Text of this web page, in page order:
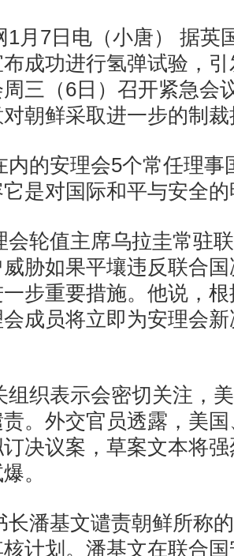
1月7日电（小唐） 据英
成功进行氢弹试验，
三（6日）召开紧急会
朝鲜采取进一步的制
内的安理会5个常任理事
是对国际和平与安全
会轮值主席乌拉圭常驻
胁如果平壤违反联合
步重要措施。他说，
成员将立即为安理会
组织表示会密切关注，
。外交官员透露，美
决议案，草案文本将
。
长潘基文谴责朝鲜所称
计划。潘基文在联合